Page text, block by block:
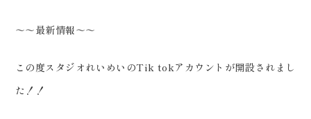
～～最新情報～～
この度スタジオれいめいのTik tokアカウントが開設されまし
た！！